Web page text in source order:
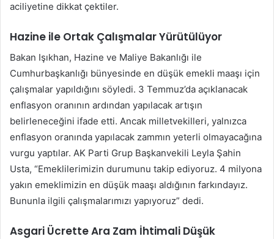
aciliyetine dikkat çektiler.
Hazine ile Ortak Çalışmalar Yürütülüyor
Bakan Işıkhan, Hazine ve Maliye Bakanlığı ile
Cumhurbaşkanlığı bünyesinde en düşük emekli maaşı için
çalışmalar yapıldığını söyledi. 3 Temmuz’da açıklanacak
enflasyon oranının ardından yapılacak artışın
belirleneceğini ifade etti. Ancak milletvekilleri, yalnızca
enflasyon oranında yapılacak zammın yeterli olmayacağına
vurgu yaptılar. AK Parti Grup Başkanvekili Leyla Şahin
Usta, “Emeklilerimizin durumunu takip ediyoruz. 4 milyona
yakın emeklimizin en düşük maaşı aldığının farkındayız.
Bununla ilgili çalışmalarımızı yapıyoruz” dedi.
Asgari Ücrette Ara Zam İhtimali Düşük